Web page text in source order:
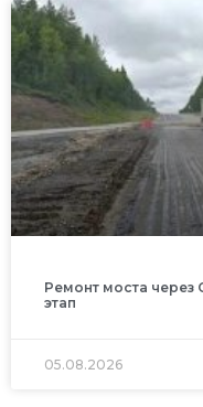
Ремонт моста
этап
05.08.2026